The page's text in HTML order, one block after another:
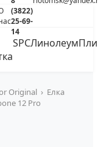
(3822)
25-69-
14
SPCЛинолеум
Original › Елка
12 Pro